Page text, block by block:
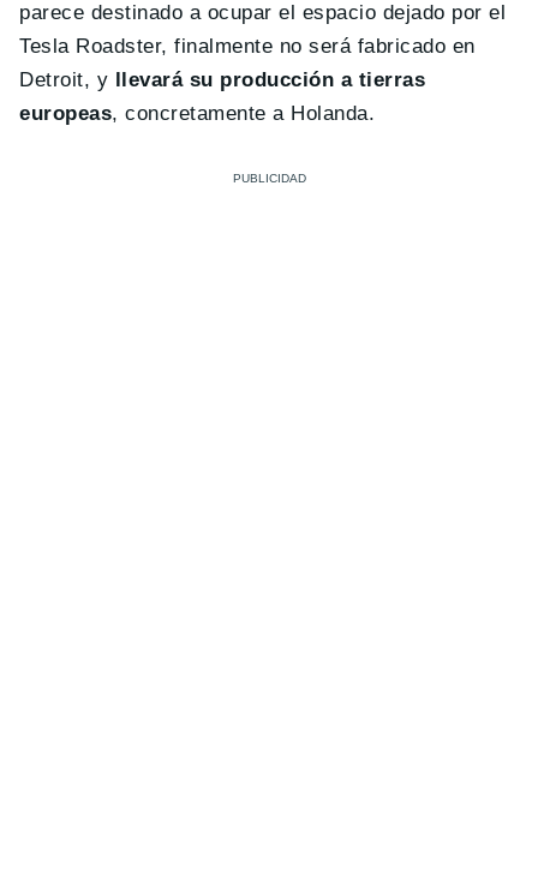
parece destinado a ocupar el espacio dejado por el
Tesla Roadster, finalmente no será fabricado en
Detroit, y llevará su producción a tierras
europeas, concretamente a Holanda.